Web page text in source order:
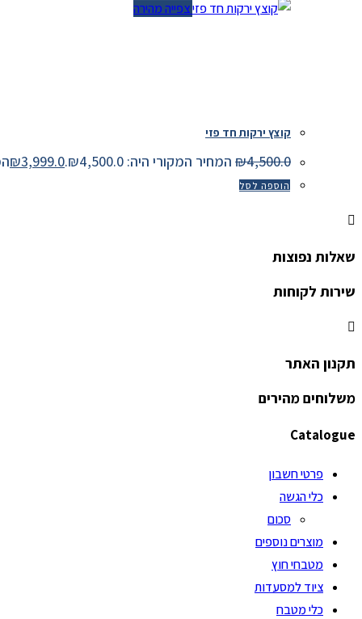
צפייה מהירה
קוצץ ירקות חד פזי
₪4,500.0 המחיר המקורי היה: ₪4,500.0. ₪3,999.0
הוספה לסל
שאלות נפוצות
שירות לקוחות
תקנון האתר
משלוחים מהירים
Catalogue
פרטי חשבון
כלי הגשה
סכום
מוצרים נוספים
מטבחי חוץ
ציוד למסעדות
כלי מטבח